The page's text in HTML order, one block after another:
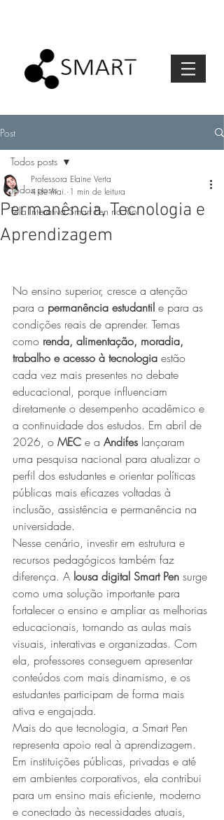
Post
Todos posts
Tela Interativa Smart Pen no Rio
Todos posts
Permanência, Tecnologia e
Aprendizagem
Professora Elaine Verta
4 de mai. 1 min de leitura
No ensino superior, cresce a atenção
para a permanência estudantil e para as
condições reais de aprender. Temas
como renda, alimentação, moradia,
trabalho e acesso à tecnologia estão
cada vez mais presentes no debate
educacional, porque influenciam
diretamente o desempenho acadêmico e
a continuidade dos estudos. Em abril de
2026, o MEC e a Andifes lançaram
uma pesquisa nacional para atualizar o
perfil dos estudantes e orientar políticas
públicas mais eficazes voltadas à
inclusão, assistência e permanência na
universidade.
Nesse cenário, investir em estrutura e
recursos pedagógicos também faz
diferença. A lousa digital Smart Pen surge
como uma solução importante para
fortalecer o ensino e ampliar as melhorias
educacionais, tornando as aulas mais
visuais, interativas e organizadas. Com
ela, professores conseguem apresentar
conteúdos com mais dinamismo, e os
estudantes participam de forma mais
ativa e engajada.
Mais do que tecnologia, a Smart Pen
representa apoio real à aprendizagem.
Em instituições públicas, privadas e até
em ambientes corporativos, ela contribui
para um ensino mais eficiente, moderno
e conectado às necessidades atuais,